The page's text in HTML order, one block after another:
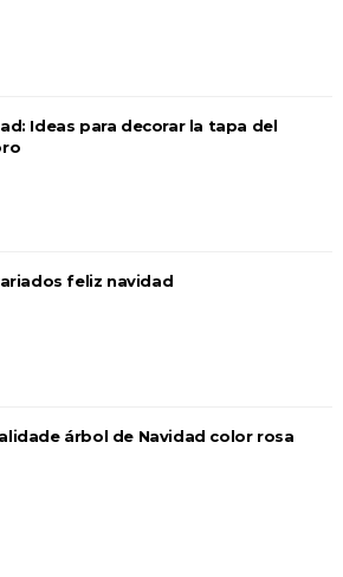
Ideas para decorar la tapa del
feliz navidad
árbol de Navidad color rosa